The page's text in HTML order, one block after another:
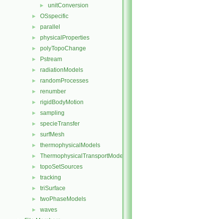
► unitConversion
► OSspecific
► parallel
► physicalProperties
► polyTopoChange
► Pstream
► radiationModels
► randomProcesses
► renumber
► rigidBodyMotion
► sampling
► specieTransfer
► surfMesh
► thermophysicalModels
► ThermophysicalTransportModels
► topoSetSources
► tracking
► triSurface
► twoPhaseModels
► waves